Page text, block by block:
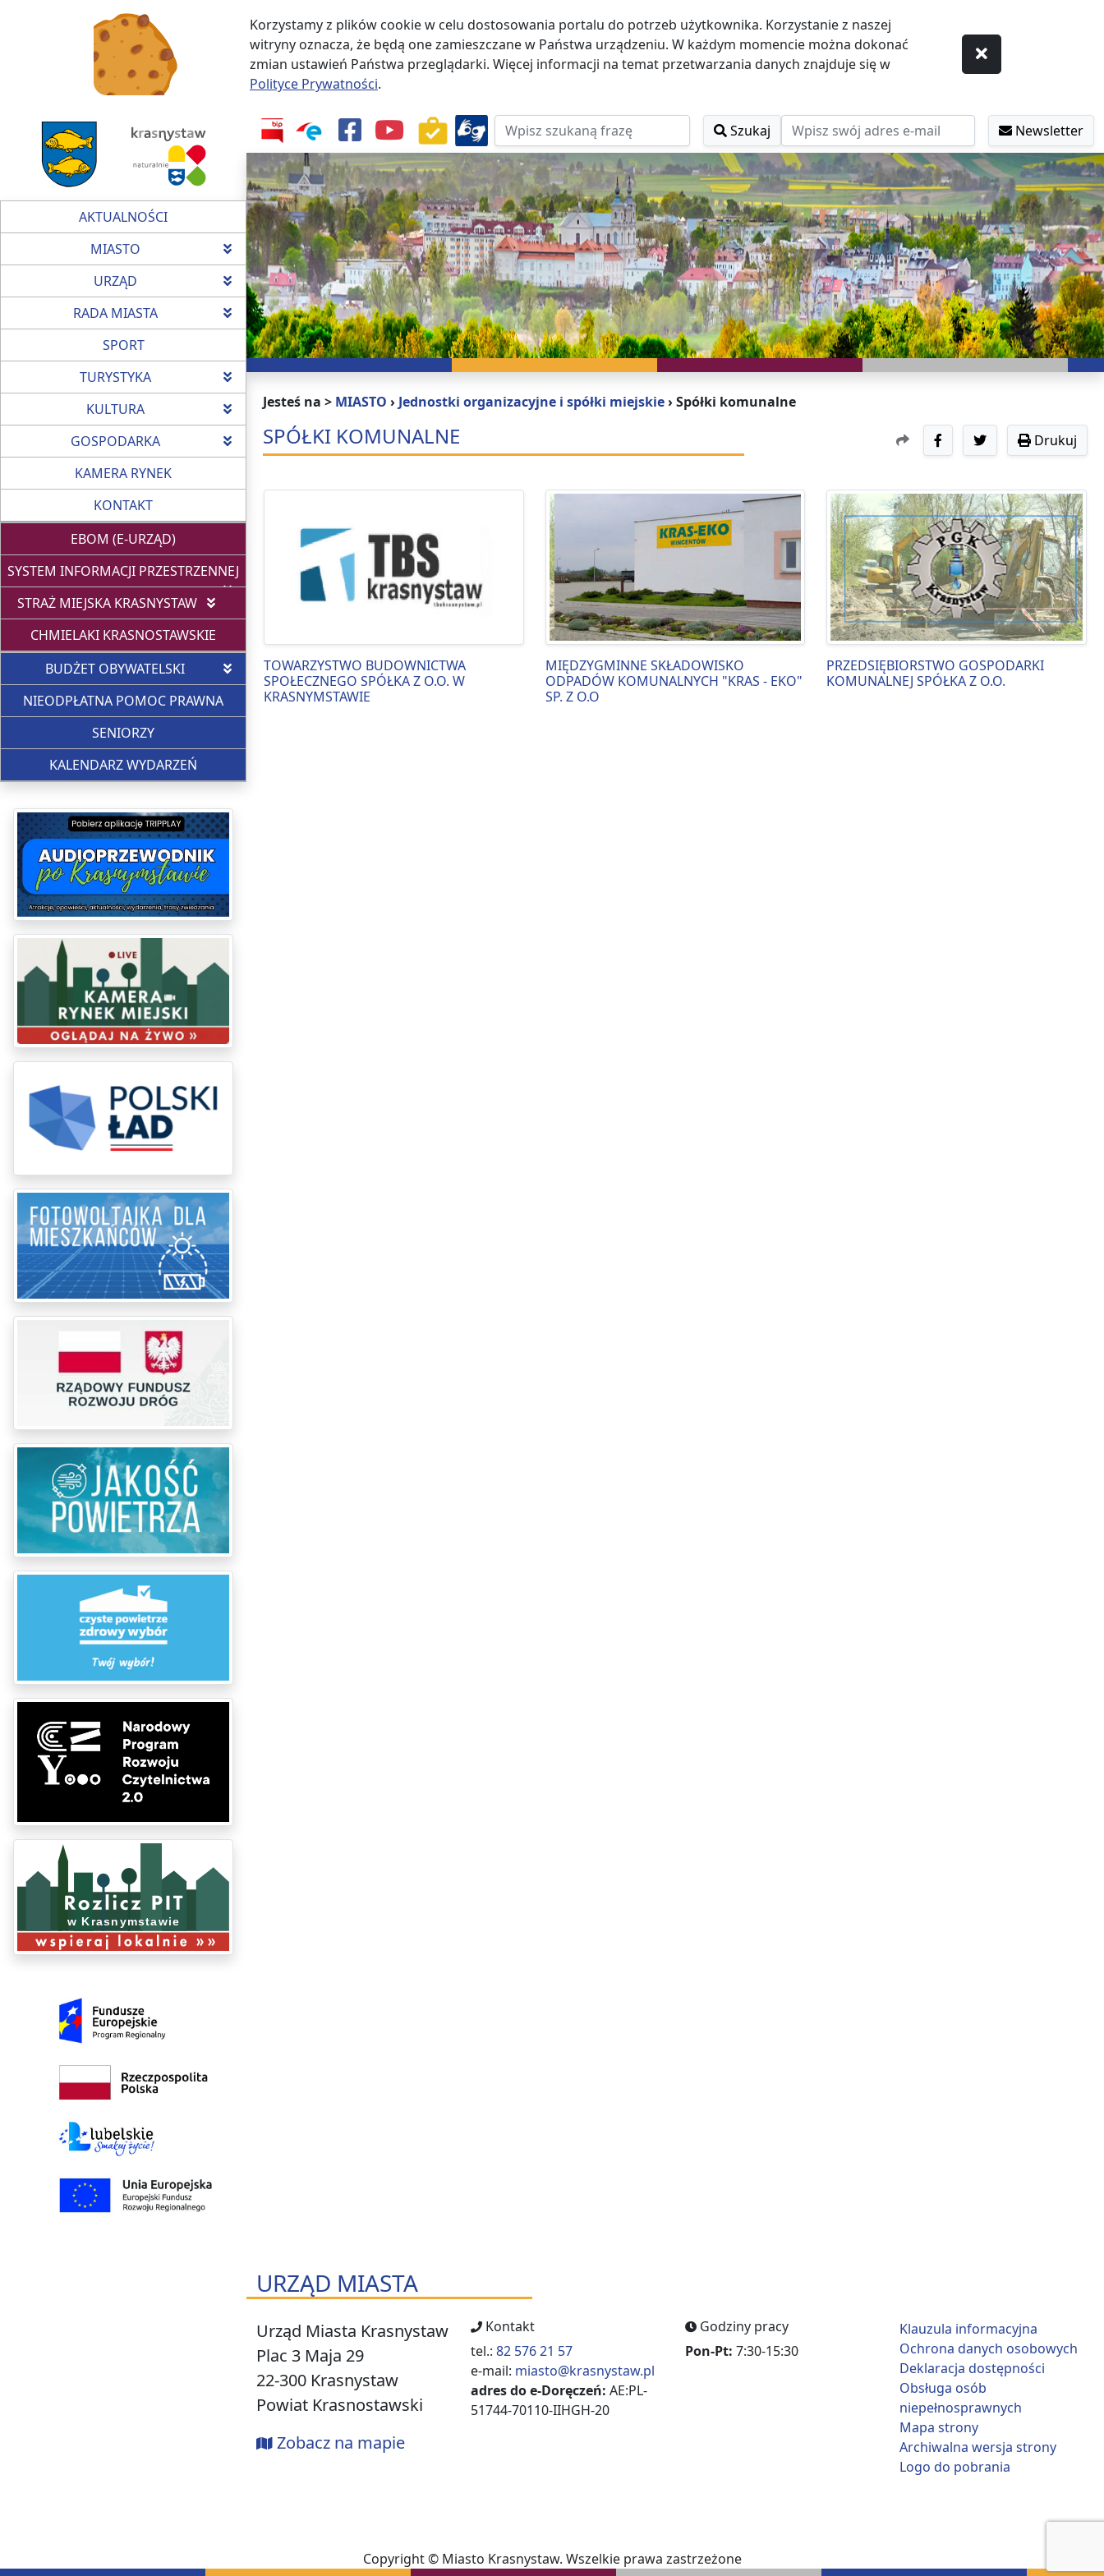
Korzystamy z plików cookie w celu dostosowania portalu do potrzeb użytkownika. Korzystanie z naszej
witryny oznacza, że będą one zamieszczane w Państwa urządzeniu. W każdym momencie można dokonać
zmian ustawień Państwa przeglądarki. Więcej informacji na temat przetwarzania danych znajduje się w
Polityce Prywatności.
przejdź do Menu
przejdź do Nagłówka
przejdź do Treści
przejdź do Stopki
AKTUALNOŚCI
MIASTO
URZĄD
RADA MIASTA
SPORT
TURYSTYKA
KULTURA
GOSPODARKA
KAMERA RYNEK
KONTAKT
EBOM (E-URZĄD)
SYSTEM INFORMACJI PRZESTRZENNEJ
STRAŻ MIEJSKA KRASNYSTAW
CHMIELAKI KRASNOSTAWSKIE
BUDŻET OBYWATELSKI
NIEODPŁATNA POMOC PRAWNA
SENIORZY
KALENDARZ WYDARZEŃ
Szukaj Newsletter
Jesteś na > MIASTO › Jednostki organizacyjne i spółki miejskie›Spółki komunalne
SPÓŁKI KOMUNALNE Drukuj
TOWARZYSTWO BUDOWNICTWA
SPOŁECZNEGO SPÓŁKA Z O.O. W
KRASNYMSTAWIE
MIĘDZYGMINNE SKŁADOWISKO
ODPADÓW KOMUNALNYCH "KRAS - EKO"
SP. Z O.O
PRZEDSIĘBIORSTWO GOSPODARKI
KOMUNALNEJ SPÓŁKA Z O.O.
URZĄD MIASTA
Urząd Miasta Krasnystaw
Plac 3 Maja 29
22-300 Krasnystaw
Powiat Krasnostawski
Zobacz na mapie
Kontakt
tel.: 82 576 21 57
e-mail: miasto@krasnystaw.pl
adres do e-Doręczeń: AE:PL-
51744-70110-IIHGH-20
Godziny pracy
Pon-Pt: 7:30-15:30
Klauzula informacyjna
Ochrona danych osobowych
Deklaracja dostępności
Obsługa osób
niepełnosprawnych
Mapa strony
Archiwalna wersja strony
Logo do pobrania
Copyright © Miasto Krasnystaw. Wszelkie prawa zastrzeżone